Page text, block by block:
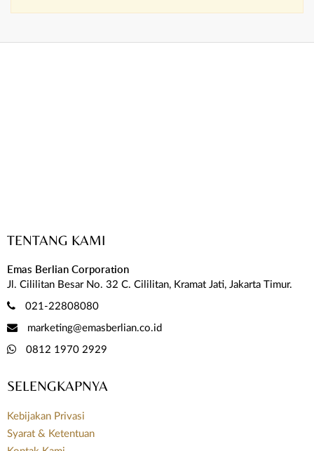
TENTANG KAMI
Emas Berlian Corporation
Jl. Cililitan Besar No. 32 C. Cililitan, Kramat Jati, Jakarta Timur.
021-22808080
marketing@emasberlian.co.id
0812 1970 2929
SELENGKAPNYA
Kebijakan Privasi
Syarat & Ketentuan